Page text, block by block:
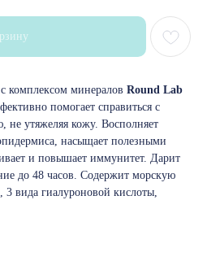
комплексом минералов Round Lab
помогает справиться с
не утяжеляя кожу. Восполняет
насыщает полезными
и повышает иммунитет. Дарит
до 48 часов. Содержит морскую
3 вида гиалуроновой кислоты,